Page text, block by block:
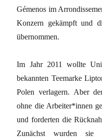
Gémenos im
Konzern gekämpft und
übernommen.
Im Jahr 2011 wollte
bekannten Teemarke
Polen verlagern. Aber
ohne die Arbeiter*innen
und forderten die
Zunächst wurden sie